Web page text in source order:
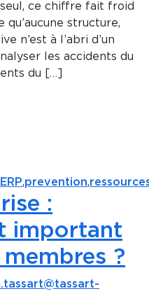
seul, ce chiffre fait froid
structure,
n’est à l’abri d’un
les accidents du
du […]
,prevention,
:
important
?